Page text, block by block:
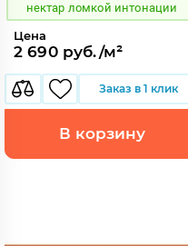
нектар ломкой интонации
Цена
2 690 руб./м²
Заказ в 1 клик
В корзину